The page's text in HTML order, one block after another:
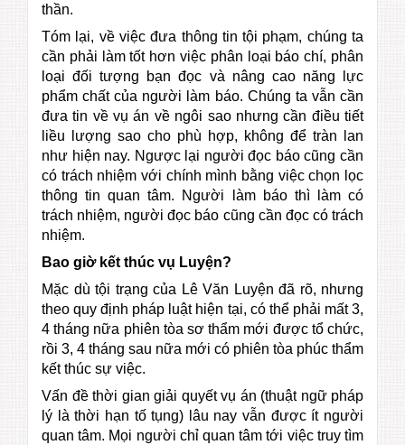
thần.
Tóm lại, về việc đưa thông tin tội phạm, chúng ta
cần phải làm tốt hơn việc phân loại báo chí, phân
loại đối tượng bạn đọc và nâng cao năng lực
phẩm chất của người làm báo. Chúng ta vẫn cần
đưa tin về vụ án về ngôi sao nhưng cần điều tiết
liều lượng sao cho phù hợp, không để tràn lan
như hiện nay. Ngược lại người đọc báo cũng cần
có trách nhiệm với chính mình bằng việc chọn lọc
thông tin quan tâm. Người làm báo thì làm có
trách nhiệm, người đọc báo cũng cần đọc có trách
nhiệm.
Bao giờ kết thúc vụ Luyện?
Mặc dù tội trạng của Lê Văn Luyện đã rõ, nhưng
theo quy định pháp luật hiện tại, có thể phải mất 3,
4 tháng nữa phiên tòa sơ thẩm mới được tổ chức,
rồi 3, 4 tháng sau nữa mới có phiên tòa phúc thẩm
kết thúc sự việc.
Vấn đề thời gian giải quyết vụ án (thuật ngữ pháp
lý là thời hạn tố tụng) lâu nay vẫn được ít người
quan tâm. Mọi người chỉ quan tâm tới việc truy tìm